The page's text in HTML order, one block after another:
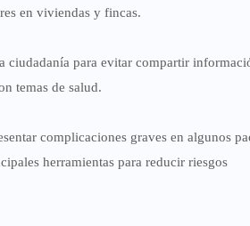
en viviendas y fincas.
ciudadanía para evitar compartir
temas de salud.
complicaciones graves en algunos
herramientas para reducir riesgos